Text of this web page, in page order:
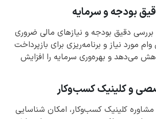
بررسی دقیق بودجه و نیازهای مالی ضروری
مورد نیاز و برنامه‌ریزی برای بازپرداخت
می‌دهد و بهره‌وری سرمایه را افزایش
کلینیک کسب‌وکار، امکان شناسایی